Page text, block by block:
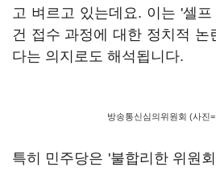
고 벼르고 있는데요. 이는 '셀프
건 접수 과정에 대한 정치적 논
다는 의지로도 해석됩니다.
방송통신심의위원회 (사진
특히 민주당은 '불합리한 위원